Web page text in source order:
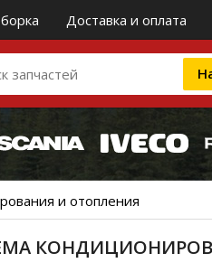
Доставка и оплата
и отопления